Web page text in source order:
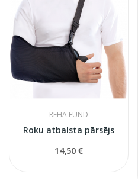
REHA FUND
Roku atbalsta pārsējs
14,50 €